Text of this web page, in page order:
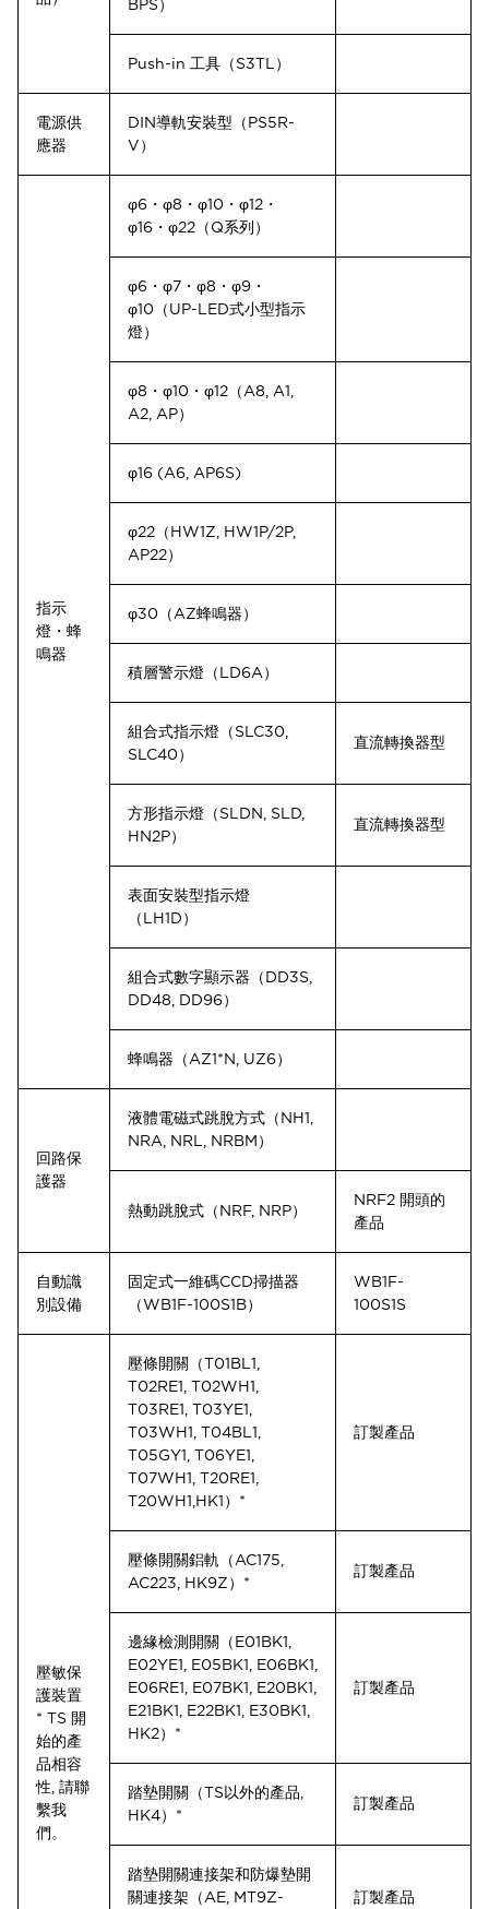
BPS）
Push-in 工具（S3TL）
電源供
應器
DIN導軌安裝型（PS5R-
V）
指示
燈・蜂
鳴器
φ6・φ8・φ10・φ12・
φ16・φ22（Q系列）
φ6・φ7・φ8・φ9・
φ10（UP-LED式小型指示
燈）
φ8・φ10・φ12（A8, A1,
A2, AP）
φ16 (A6, AP6S)
φ22（HW1Z, HW1P/2P,
AP22）
φ30（AZ蜂鳴器）
積層警示燈（LD6A）
組合式指示燈（SLC30,
SLC40）
直流轉換器型
方形指示燈（SLDN, SLD,
HN2P）
直流轉換器型
表面安裝型指示燈
（LH1D）
組合式數字顯示器（DD3S,
DD48, DD96）
蜂鳴器（AZ1*N, UZ6）
回路保
護器
液體電磁式跳脫方式（NH1,
NRA, NRL, NRBM）
熱動跳脫式（NRF, NRP）
NRF2 開頭的
產品
自動識
別設備
固定式一維碼CCD掃描器
（WB1F-100S1B）
WB1F-
100S1S
壓敏保
護裝置
* TS 開
始的產
品相容
性, 請聯
繫我
們。
壓條開關（T01BL1,
T02RE1, T02WH1,
T03RE1, T03YE1,
T03WH1, T04BL1,
T05GY1, T06YE1,
T07WH1, T20RE1,
T20WH1,HK1）*
訂製產品
壓條開關鋁軌（AC175,
AC223, HK9Z）*
訂製產品
邊緣檢測開關（E01BK1,
E02YE1, E05BK1, E06BK1,
E06RE1, E07BK1, E20BK1,
E21BK1, E22BK1, E30BK1,
HK2）*
訂製產品
踏墊開關（TS以外的產品,
HK4）*
訂製產品
踏墊開關連接架和防爆墊開
關連接架（AE, MT9Z-
訂製產品